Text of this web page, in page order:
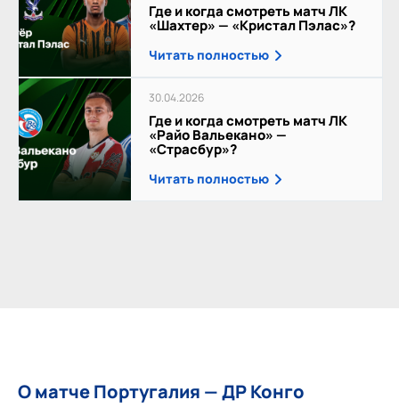
Где и когда смотреть матч ЛК
«Шахтер» — «Кристал Пэлас»?
Читать полностью
30.04.2026
Где и когда смотреть матч ЛК
«Райо Вальекано» —
«Страсбур»?
Читать полностью
О матче Португалия — ДР Конго